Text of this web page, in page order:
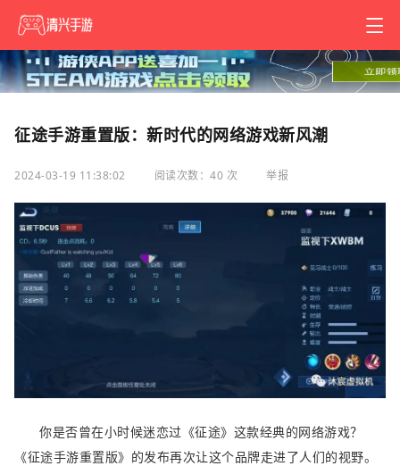
征途手游重置版：新时代的网络游戏新风潮
2024-03-19 11:38:02 阅读次数：40 次 举报
你是否曾在小时候迷恋过《征途》这款经典的网络游戏？
《征途手游重置版》的发布再次让这个品牌走进了人们的视野。